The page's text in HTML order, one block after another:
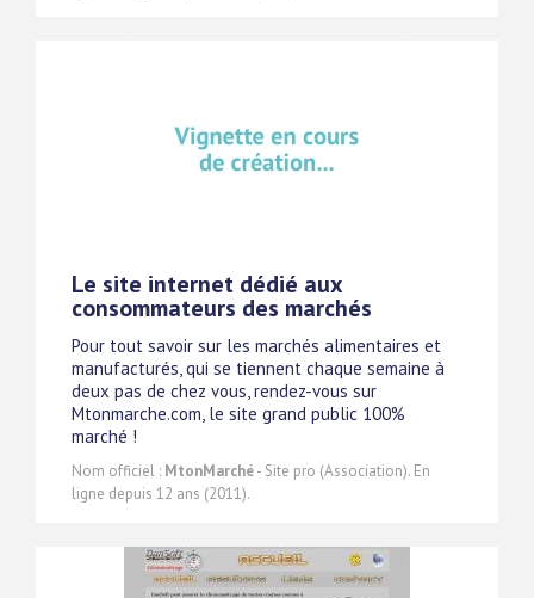
Le site internet dédié aux
consommateurs des marchés
Pour tout savoir sur les marchés alimentaires et
manufacturés, qui se tiennent chaque semaine à
deux pas de chez vous, rendez-vous sur
Mtonmarche.com, le site grand public 100%
marché !
Nom officiel : MtonMarché- Site pro (Association). En
ligne depuis 12 ans (2011).